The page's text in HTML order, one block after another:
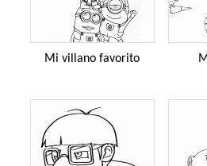
Mi villano favorito